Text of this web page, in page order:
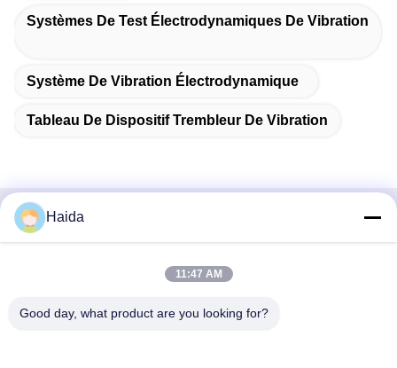
Systèmes De Test Électrodynamiques De Vibration
Système De Vibration Électrodynamique
Tableau De Dispositif Trembleur De Vibration
Contactez rapidement
secteur de Nancheng, ville de Dongguan, province du
Haida
11:47 AM
Good day, what product are you looking for?